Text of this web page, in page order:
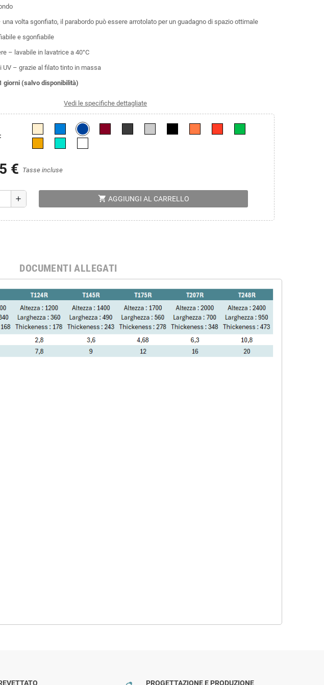
volta sgonfiato, il parabordo può essere arrotolato per un guadagno di spazio ottimale
e sgonfiabile
– lavabile in lavatrice a 40°C
UV – grazie al filato tinto in massa
giorni (salvo disponibilità)
Vedi le specifiche dettagliate
€ Tasse incluse
add shopping_cart AGGIUNGI AL CARRELLO
DOCUMENTI ALLEGATI
PROGETTAZIONE E PRODUZIONE